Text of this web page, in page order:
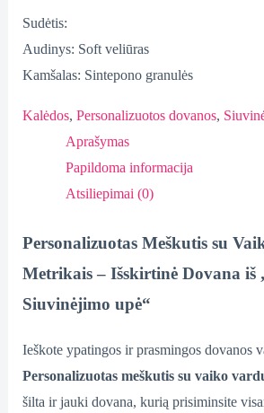
Sudėtis:
Audinys: Soft veliūras
Kamšalas: Sintepono granulės
Kalėdos, Personalizuotos dovanos,
Aprašymas
Papildoma informacija
Atsiliepimai (0)
Personalizuotas Meškutis su
Metrikais – Išskirtinė Dovana iš
Siuvinėjimo upė“
Ieškote ypatingos ir prasmingos dovanos
Personalizuotas meškutis su vaiko
šilta ir jauki dovana, kurią prisiminsite